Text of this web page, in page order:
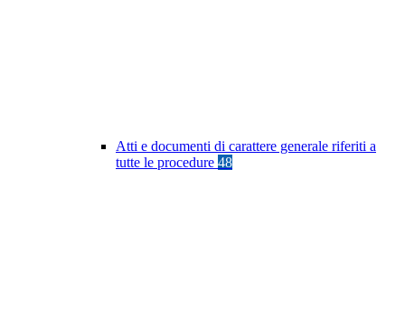
Atti e documenti di carattere generale riferiti a
tutte le procedure 48